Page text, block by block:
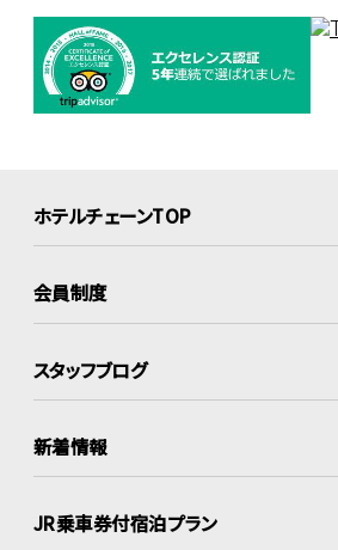
ホテルチェーンTOP
会員制度
スタッフブログ
新着情報
JR乗車券付宿泊プラン